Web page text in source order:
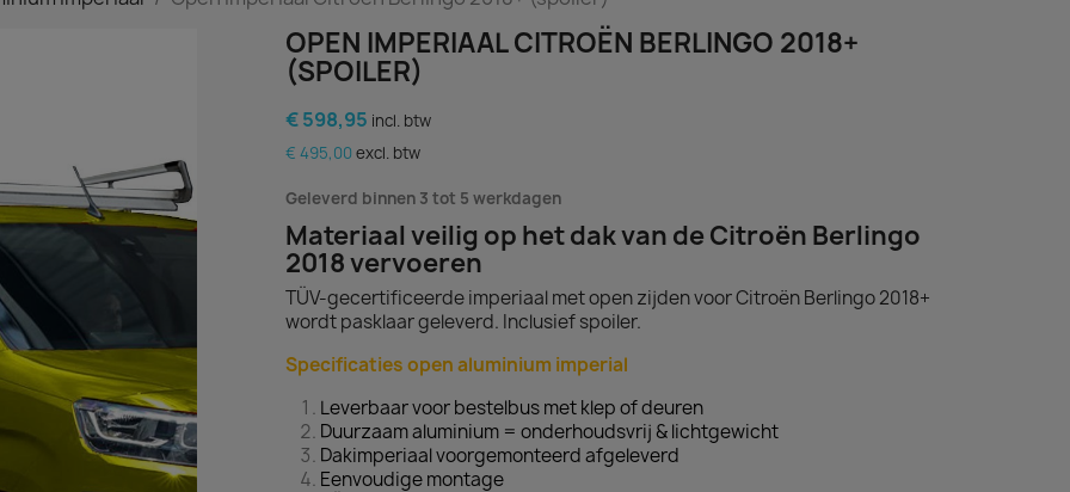
OPEN IMPERIAAL CITROËN BERLINGO 2018+
(SPOILER)
€ 598,95 incl. btw
€ 495,00 excl. btw
Geleverd binnen 3 tot 5 werkdagen
Materiaal veilig op het dak van de Citroën Berlingo
2018 vervoeren
TÜV-gecertificeerde imperiaal met open zijden voor Citroën Berlingo 2018+
wordt pasklaar geleverd. Inclusief spoiler.
Specificaties open aluminium imperial
Leverbaar voor bestelbus met klep of deuren
Duurzaam aluminium = onderhoudsvrij & lichtgewicht
Dakimperiaal voorgemonteerd afgeleverd
Eenvoudige montage